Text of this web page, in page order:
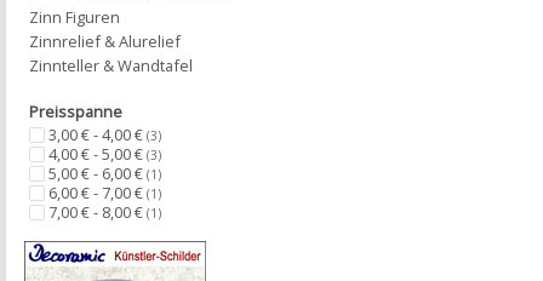
Zinn Figuren
Zinnrelief & Alurelief
Zinnteller & Wandtafel
Preisspanne
3,00 € - 4,00 € (3)
4,00 € - 5,00 € (3)
5,00 € - 6,00 € (1)
6,00 € - 7,00 € (1)
7,00 € - 8,00 € (1)